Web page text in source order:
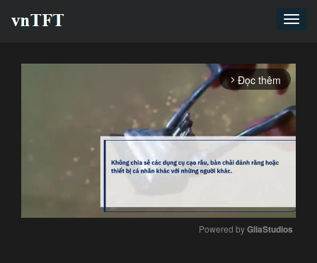
arrow_forward_ios Đọc thêm
Powered by GliaStudios